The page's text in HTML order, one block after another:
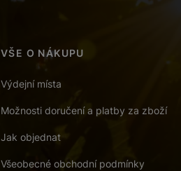
VŠE O NÁKUPU
Výdejní místa
Možnosti doručení a platby za zboží
Jak objednat
Všeobecné obchodní podmínky